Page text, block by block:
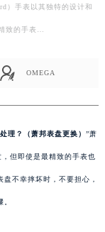
）手表以其独特的设计和
致的手表…
OMEGA
理？（萧邦表盘更换） ”萧
但即使是最精致的手表也
不幸摔坏时，不要担心，